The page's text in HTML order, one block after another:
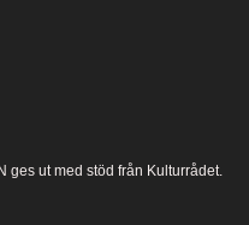
ges ut med stöd från Kulturrådet.